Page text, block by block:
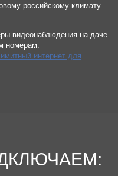
российскому климату.
видеонаблюдения на даче
номерам.
интернет для